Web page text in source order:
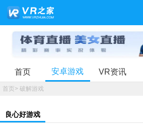
首页 安卓游戏 VR资讯
首页> 破解游戏
良心好游戏